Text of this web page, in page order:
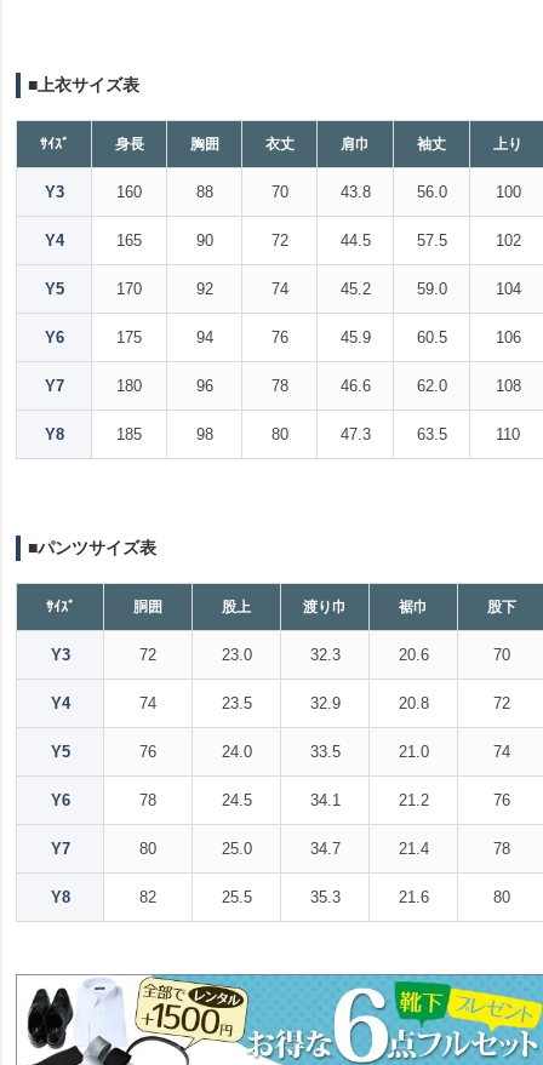
■上衣サイズ表
ｻｲｽﾞ 身長 胸囲 衣丈 肩巾 袖丈 上り
Y3 160 88 70 43.8 56.0 100
Y4 165 90 72 44.5 57.5 102
Y5 170 92 74 45.2 59.0 104
Y6 175 94 76 45.9 60.5 106
Y7 180 96 78 46.6 62.0 108
Y8 185 98 80 47.3 63.5 110
■パンツサイズ表
ｻｲｽﾞ 胴囲 股上 渡り巾 裾巾 股下
Y3 72 23.0 32.3 20.6 70
Y4 74 23.5 32.9 20.8 72
Y5 76 24.0 33.5 21.0 74
Y6 78 24.5 34.1 21.2 76
Y7 80 25.0 34.7 21.4 78
Y8 82 25.5 35.3 21.6 80